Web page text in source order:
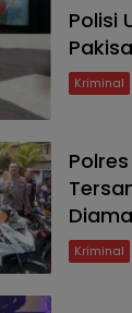
Polisi
Kriminal
Kriminal